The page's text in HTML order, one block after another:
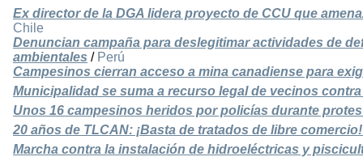
Ex director de la DGA lidera proyecto de CCU que
Chile
Denuncian campaña para deslegitimar actividades de
ambientales / Perú
Campesinos cierran acceso a mina canadiense para
Municipalidad se suma a recurso legal de vecinos
Unos 16 campesinos heridos por policías durante
20 años de TLCAN: ¡Basta de tratados de libre comercio!
Marcha contra la instalación de hidroeléctricas y